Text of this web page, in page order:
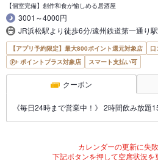
【個室完備】創作和食が愉しめる居酒屋
3001～4000円
JR浜松駅より徒歩6分/遠州鉄道第一通り
【アプリ予約限定】最大800ポイント還元対象店
口
ポイントプラス対象店
スマート支払い可
クーポン
《毎日24時まで営業中！》 2時間飲み放
カレンダーの更新に失敗
下記ボタンを押して空席状況を